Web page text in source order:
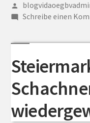
als
Veröffentlicht
von
Schreibe einen